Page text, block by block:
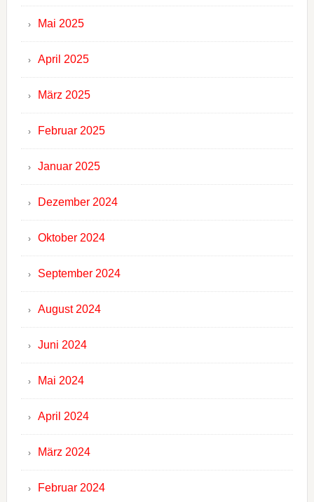
Mai 2025
April 2025
März 2025
Februar 2025
Januar 2025
Dezember 2024
Oktober 2024
September 2024
August 2024
Juni 2024
Mai 2024
April 2024
März 2024
Februar 2024